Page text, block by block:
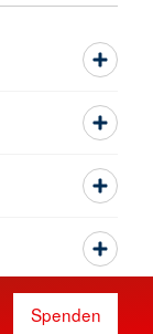
Spenden